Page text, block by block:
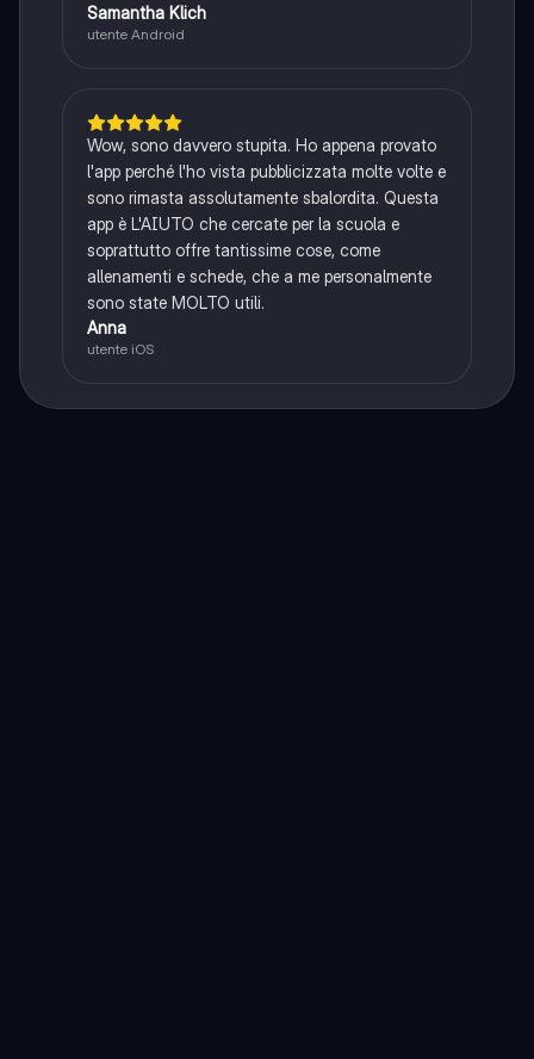
Samantha Klich
utente Android
Wow, sono davvero stupita. Ho appena provato
l'app perché l'ho vista pubblicizzata molte volte e
sono rimasta assolutamente sbalordita. Questa
app è L'AIUTO che cercate per la scuola e
soprattutto offre tantissime cose, come
allenamenti e schede, che a me personalmente
sono state MOLTO utili.
Anna
utente iOS